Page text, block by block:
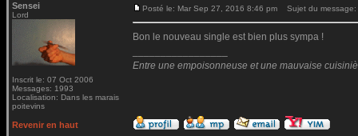
Sensei
Lord
Inscrit le: 07 Oct 2006
Messages: 1993
Localisation: Dans les marais
poitevins
Posté le: Mar Sep 27, 2016 8:46 pm Sujet du message:
Bon le nouveau single est bien plus sympa !
Entre une empoisonneuse et une mauvaise
Revenir en haut